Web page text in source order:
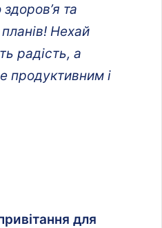
та
планів! Нехай
радість, а
продуктивним і
для